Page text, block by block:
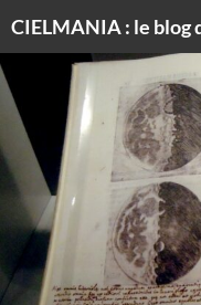
CONTENU